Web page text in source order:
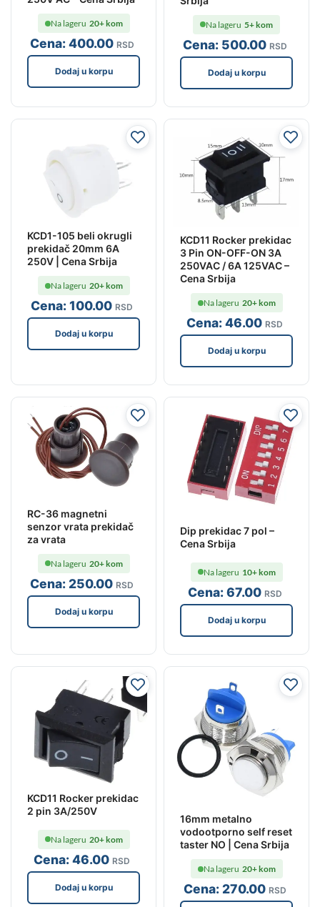
Cena:400.00 RSD
Na lageru 20+ kom
Dodaj u korpu
Cena: 500.00 RSD
Na lageru 5+ kom
Dodaj u korpu
KCD1-105 beli okrugli
prekidač 20mm 6A
250V | Cena Srbija
Cena:100.00 RSD
Na lageru 20+ kom
Dodaj u korpu
KCD11 Rocker prekidac
3 Pin ON-OFF-ON 3A
250VAC / 6A 125VAC –
Cena Srbija
Cena:46.00 RSD
Na lageru 20+ kom
Dodaj u korpu
RC-36 magnetni
senzor vrata prekidač
za vrata
Cena: 250.00 RSD
Na lageru 20+ kom
Dodaj u korpu
Dip prekidac 7 pol –
Cena Srbija
Cena:67.00 RSD
Na lageru 10+ kom
Dodaj u korpu
KCD11 Rocker prekidac
2 pin 3A/250V
Cena:46.00 RSD
Na lageru 20+ kom
Dodaj u korpu
16mm metalno
vodootporno self reset
taster NO | Cena Srbija
Cena: 270.00 RSD
Na lageru 20+ kom